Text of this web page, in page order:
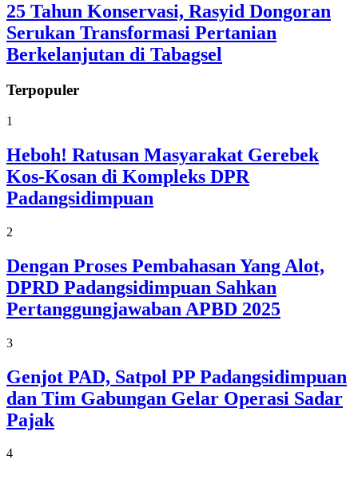
25 Tahun Konservasi, Rasyid Dongoran
Serukan Transformasi Pertanian
Berkelanjutan di Tabagsel
Terpopuler
1
Heboh! Ratusan Masyarakat Gerebek
Kos-Kosan di Kompleks DPR
Padangsidimpuan
2
Dengan Proses Pembahasan Yang Alot,
DPRD Padangsidimpuan Sahkan
Pertanggungjawaban APBD 2025
3
Genjot PAD, Satpol PP Padangsidimpuan
dan Tim Gabungan Gelar Operasi Sadar
Pajak
4